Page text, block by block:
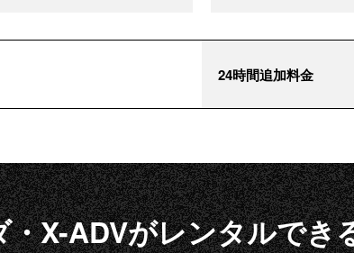
24時間追加料金
・X-ADVがレンタルでき